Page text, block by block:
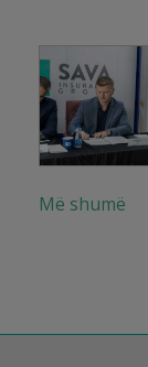
Më shumë